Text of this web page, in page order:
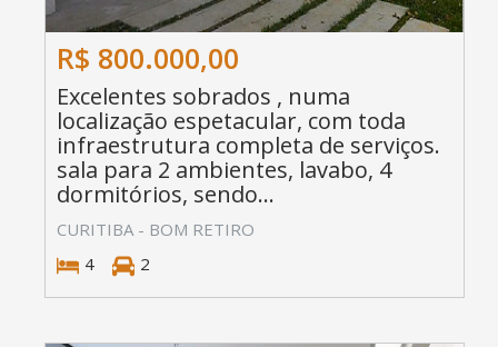
R$ 800.000,00
Excelentes sobrados , numa
localização espetacular, com toda
infraestrutura completa de serviços.
sala para 2 ambientes, lavabo, 4
dormitórios, sendo...
CURITIBA - BOM RETIRO
4
2